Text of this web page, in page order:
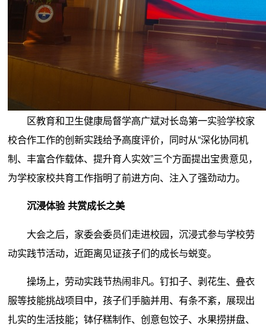
区教育和卫生健康局督学高广斌对长岛第一实验学校家
校合作工作的创新实践给予高度评价，同时从“深化协同机
制、丰富合作载体、提升育人实效”三个方面提出宝贵意见，
为学校家校共育工作指明了前进方向、注入了强劲动力。
沉浸体验 共赏成长之美
大会之后，家委会委员们走进校园，沉浸式参与学校劳
动实践节活动，近距离见证孩子们的成长与蜕变。
操场上，劳动实践节热闹非凡。钉扣子、剥花生、叠衣
服等技能挑战项目中，孩子们手脑并用、有条不紊，展现出
扎实的生活技能；钵仔糕制作、创意包饺子、水果捞拼盘、